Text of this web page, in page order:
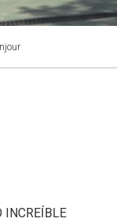
INCREÍBLE